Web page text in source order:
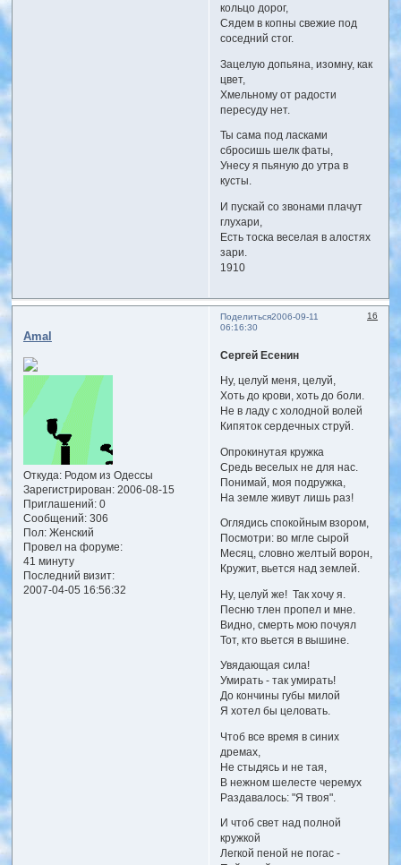
кольцо дорог,
Сядем в копны свежие под
соседний стог.
Зацелую допьяна, изомну, как
цвет,
Хмельному от радости
пересуду нет.
Ты сама под ласками
сбросишь шелк фаты,
Унесу я пьяную до утра в
кусты.
И пускай со звонами плачут
глухари,
Есть тоска веселая в алостях
зари.
1910
Поделиться 16
2006-09-11
06:16:30
Amal
Откуда:Родом из Одессы
Зарегистрирован: 2006-08-15
Приглашений:0
Сообщений:306
Пол:Женский
Провел на форуме:
41 минуту
Последний визит:
2007-04-05 16:56:32
Сергей Есенин
Ну, целуй меня, целуй,
Хоть до крови, хоть до боли.
Не в ладу с холодной волей
Кипяток сердечных струй.
Опрокинутая кружка
Средь веселых не для нас.
Понимай, моя подружка,
На земле живут лишь раз!
Оглядись спокойным взором,
Посмотри: во мгле сырой
Месяц, словно желтый ворон,
Кружит, вьется над землей.
Ну, целуй же! Так хочу я.
Песню тлен пропел и мне.
Видно, смерть мою почуял
Тот, кто вьется в вышине.
Увядающая сила!
Умирать - так умирать!
До кончины губы милой
Я хотел бы целовать.
Чтоб все время в синих
дремах,
Не стыдясь и не тая,
В нежном шелесте черемух
Раздавалось: "Я твоя".
И чтоб свет над полной
кружкой
Легкой пеной не погас -